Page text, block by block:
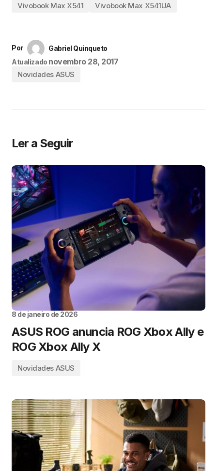
Vivobook Max X541
Vivobook Max X541UA
Por
Gabriel Quinqueto
Atualizado novembro 28, 2017
Novidades ASUS
Ler a Seguir
8 de janeiro de 2026
ASUS ROG anuncia ROG Xbox Ally e
ROG Xbox Ally X
Novidades ASUS